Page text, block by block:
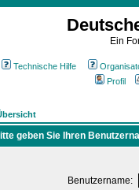
Ein
Technische Hilfe
Profil
geben Sie Ihren
Benutzername: